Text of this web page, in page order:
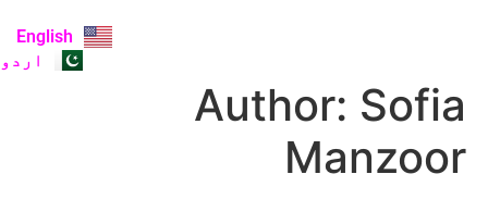
English
اردو
Author: Sofia
Manzoor